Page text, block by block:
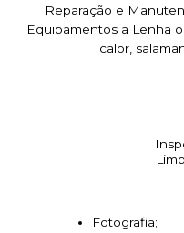
Reparação e
Equipamentos a Lenha
calor,
Fotografia;